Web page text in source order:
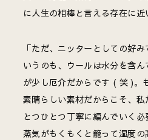
に人生の相棒と言える存在に近
「ただ、ニッターとしての好
いうのも、ウールは水分を含
が少し厄介だからです ( 笑 )。
素晴らしい素材だからこそ、
とつひとつ丁寧に編んでいく
蒸気がもくもくと籠って湿度